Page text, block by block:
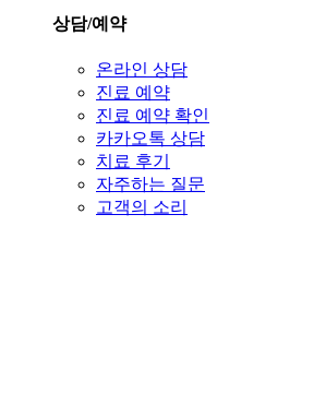
상담/예약
온라인 상담
진료 예약
진료 예약 확인
카카오톡 상담
치료 후기
자주하는 질문
고객의 소리